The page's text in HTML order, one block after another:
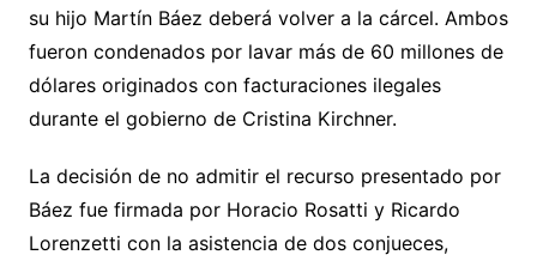
su hijo Martín Báez deberá volver a la cárcel. Ambos
fueron condenados por lavar más de 60 millones de
dólares originados con facturaciones ilegales
durante el gobierno de Cristina Kirchner.
La decisión de no admitir el recurso presentado por
Báez fue firmada por Horacio Rosatti y Ricardo
Lorenzetti con la asistencia de dos conjueces,